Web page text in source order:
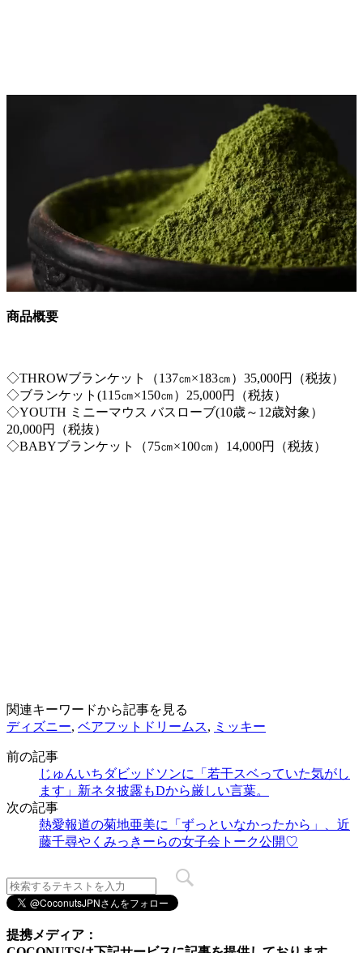
商品概要
◇THROWブランケット（137㎝×183㎝）35,000円（税抜）
◇ブランケット(115㎝×150㎝）25,000円（税抜）
◇YOUTH ミニーマウス バスローブ(10歳～12歳対象）
20,000円（税抜）
◇BABYブランケット（75㎝×100㎝）14,000円（税抜）
関連キーワードから記事を見る
ディズニー, ベアフットドリームス, ミッキー
前の記事
じゅんいちダビッドソンに「若干スベっていた気がし
ます」新ネタ披露もDから厳しい言葉。
次の記事
熱愛報道の菊地亜美に「ずっといなかったから」、近
藤千尋やくみっきーらの女子会トーク公開♡
提携メディア：